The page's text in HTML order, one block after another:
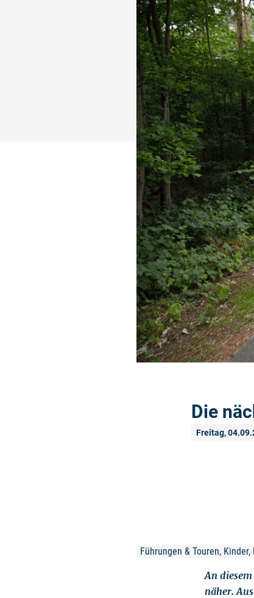
Die
Freitag,
Führungen & Touren, Kinder,
An
näher.